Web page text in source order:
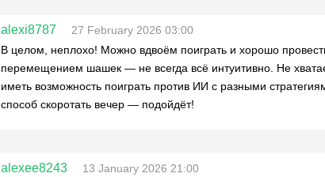
alexi8787
27 February 2026 03:00
В целом, неплохо! Можно вдвоём поиграть и хорошо
перемещением шашек — не всегда всё интуитивно. Не
иметь возможность поиграть против ИИ с разными
способ скоротать вечер — подойдёт!
alexee8243
13 January 2026 21:00